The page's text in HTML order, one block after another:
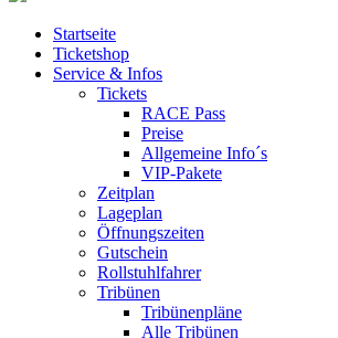
Startseite
Ticketshop
Service & Infos
Tickets
RACE Pass
Preise
Allgemeine Info´s
VIP-Pakete
Zeitplan
Lageplan
Öffnungszeiten
Gutschein
Rollstuhlfahrer
Tribünen
Tribünenpläne
Alle Tribünen